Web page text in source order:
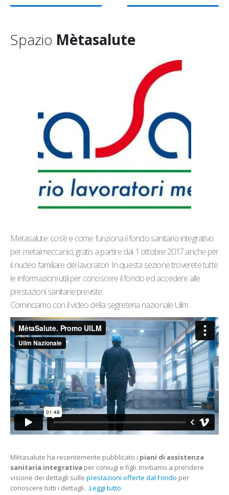
Spazio Mètasalute
Metasalute: cos’è e come funziona il fondo sanitario integrativo
per metalmeccanici, gratis a partire dal 1 ottobre 2017 anche per
il nucleo familiare dei lavoratori. In questa sezione troverete tutte
le informazioni utili per conoscere il fondo ed accedere alle
prestazioni sanitarie previste.
Cominciamo con il video della segreteria nazionale Uilm
Mètasalute ha recentemente pubblicato i piani di assistenza
sanitaria integrativa per coniugi e figli. Invitiamo a prendere
visione dei dettagli sulle prestazioni offerte dal Fondo per
conoscere tutti i dettagli…Leggi tutto